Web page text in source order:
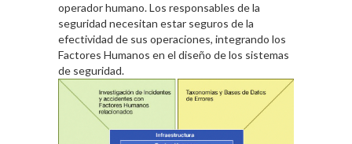
operador humano. Los responsables de la
seguridad necesitan estar seguros de la
efectividad de sus operaciones, integrando los
Factores Humanos en el diseño de los sistemas
de seguridad.